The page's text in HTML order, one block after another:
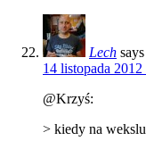
Lech says
14 listopada 2012
@Krzyś:
> kiedy na